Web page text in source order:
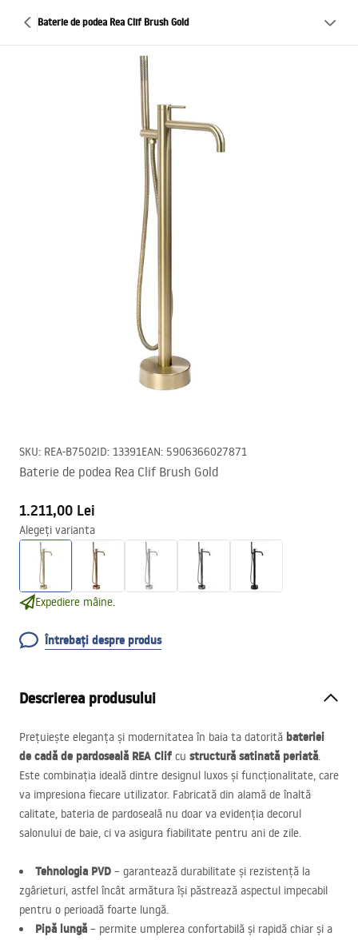
Baterie de podea Rea Clif Brush Gold
SKU: REA-B7502ID: 13391EAN: 5906366027871
Baterie de podea Rea Clif Brush Gold
1.211,00 Lei
Alegeți varianta
Expediere mâine.
Întrebați despre produs
Descrierea produsului
Prețuiește eleganța și modernitatea în baia ta datorită bateriei
de cadă de pardoseală REA Clif cu structură satinată periată.
Este combinația ideală dintre designul luxos și funcționalitate, care
va impresiona fiecare utilizator. Fabricată din alamă de înaltă
calitate, bateria de pardoseală nu doar va evidenția decorul
salonului de baie, ci va asigura fiabilitate pentru ani de zile.
Tehnologia PVD – garantează durabilitate și rezistență la
zgârieturi, astfel încât armătura își păstrează aspectul impecabil
pentru o perioadă foarte lungă.
Pipă lungă – permite umplerea confortabilă și rapidă chiar și a